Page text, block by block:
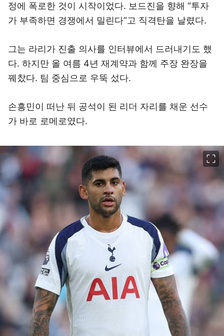
정에 폭로한 것이 시작이었다. 보드진을 향해 “투자
가 부족하면 경쟁에서 밀린다”고 직격탄을 날렸다.
그는 라리가 진출 의사를 인터뷰에서 드러내기도 했
다. 하지만 올 여름 4년 재계약과 함께 주장 완장을
꿰찼다. 팀 중심으로 우뚝 섰다.
손흥민이 떠난 뒤 공석이 된 리더 자리를 채운 선수
가 바로 로메로였다.